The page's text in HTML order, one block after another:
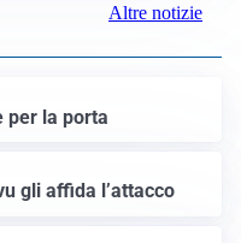
Altre notizie
per la porta
gli affida l’attacco